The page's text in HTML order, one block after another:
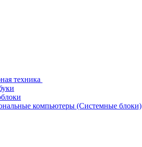
техника
компьютеры (Системные блоки)